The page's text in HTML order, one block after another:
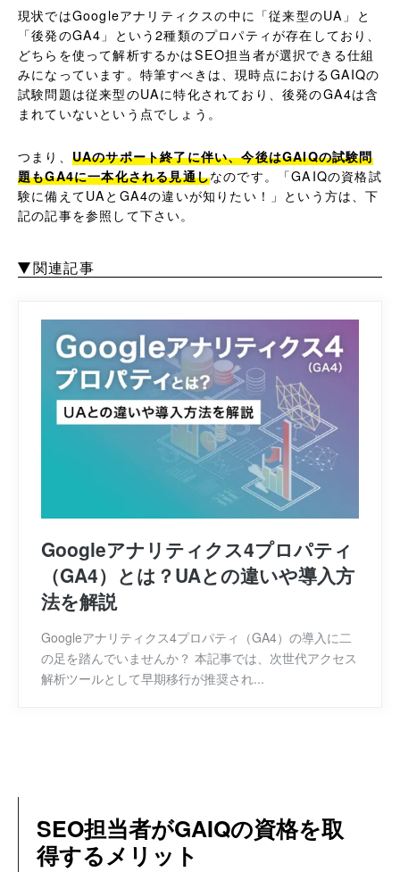
現状ではGoogleアナリティクスの中に「従来型のUA」と
「後発のGA4」という2種類のプロパティが存在しており、
どちらを使って解析するかはSEO担当者が選択できる仕組
みになっています。特筆すべきは、現時点におけるGAIQの
試験問題は従来型のUAに特化されており、後発のGA4は含
まれていないという点でしょう。
つまり、 UAのサポート終了に伴い、今後はGAIQの試験問
題もGA4に一本化される見通しなのです。「GAIQの資格試
験に備えてUAとGA4の違いが知りたい！」という方は、下
記の記事を参照して下さい。
関連記事
Googleアナリティクス4プロパティ
（GA4）とは？UAとの違いや導入方
法を解説
Googleアナリティクス4プロパティ（GA4）の導入に二
の足を踏んでいませんか？ 本記事では、次世代アクセス
解析ツールとして早期移行が推奨され...
SEO担当者がGAIQの資格を取
得するメリット